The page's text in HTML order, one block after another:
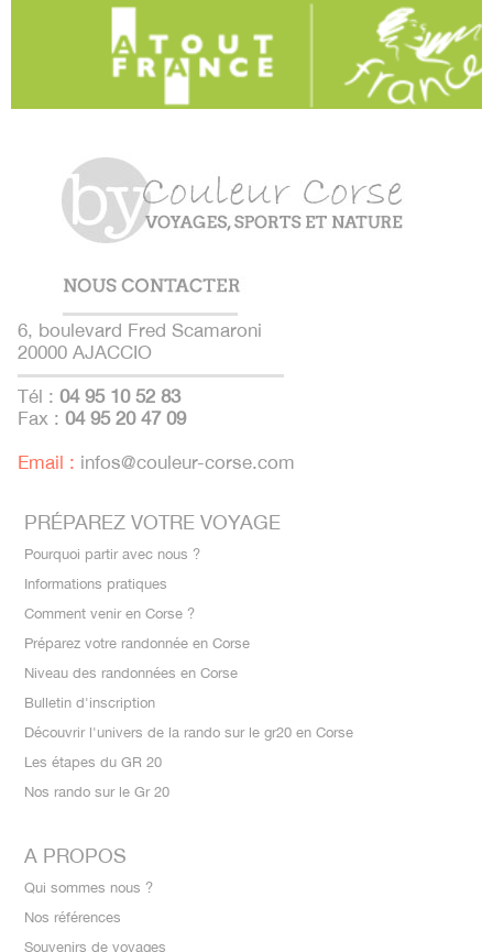
6, boulevard Fred Scamaroni
20000 AJACCIO
Tél : 04 95 10 52 83
Fax : 04 95 20 47 09
Email : infos@couleur-corse.com
PRÉPAREZ VOTRE VOYAGE
Pourquoi partir avec nous ?
Informations pratiques
Comment venir en Corse ?
Préparez votre randonnée en Corse
Niveau des randonnées en Corse
Bulletin d'inscription
Découvrir l'univers de la rando sur le gr20 en Corse
Les étapes du GR 20
Nos rando sur le Gr 20
A PROPOS
Qui sommes nous ?
Nos références
Souvenirs de voyages